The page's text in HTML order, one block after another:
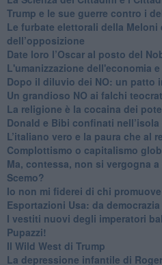
Trump e le sue guerre contro i
​Le furbate elettorali della Meloni
dell’opposizione
​Date loro l’Oscar al posto del
L'umanizzazione dell'economia
​Dopo il diluvio dei NO: un patto
​Un grandioso NO ai falchi
La religione è la cocaina dei
Donald e Bibi confinati nell’isola
L’italiano vero e la paura che al
​Complottismo o capitalismo
​Ma, contessa, non si vergogna
Scemo?
​Io non mi fiderei di chi
Esportazioni Usa: da
​I vestiti nuovi degli imperatori
​Pupazzi!
​Il Wild West di Trump
​La depressione infantile di